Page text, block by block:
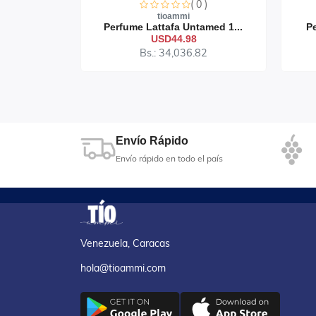
( 0 )
tioammi
Perfume Lattafa Untamed 1...
USD44.98
Bs.: 34,036.82
Envío Rápido
Envío rápido en todo el país
Venezuela, Caracas
hola@tioammi.com